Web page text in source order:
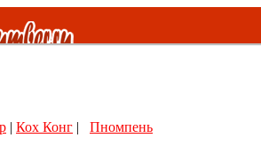
| Кох Конг | Пномпень